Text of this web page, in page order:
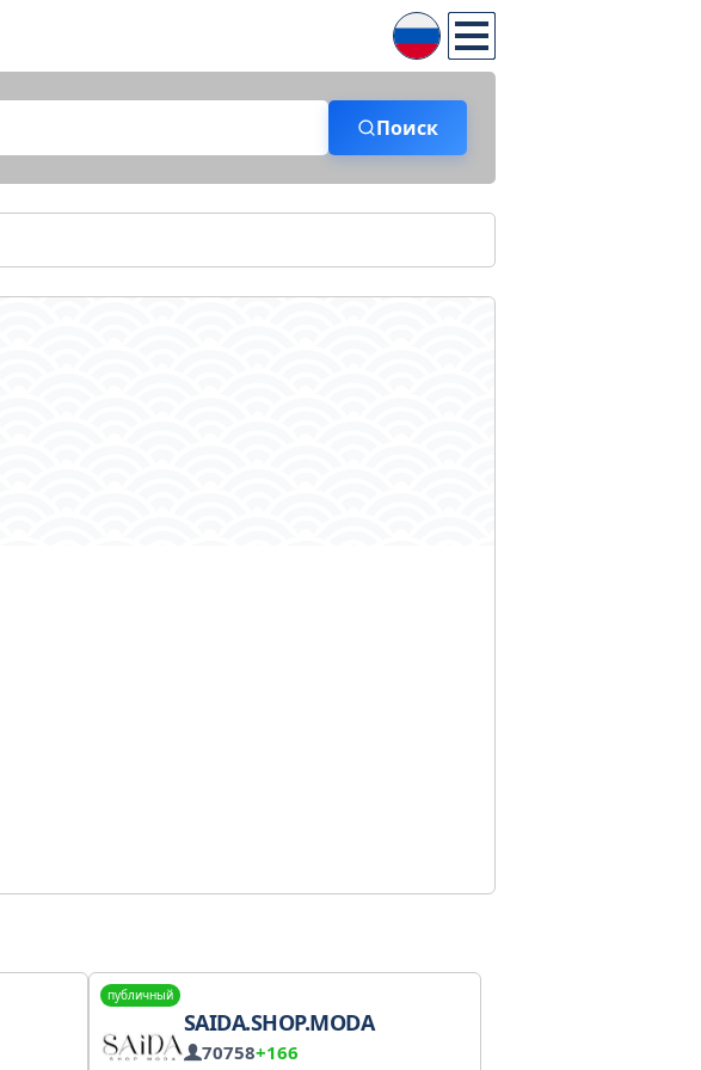
Поиск
публичный
SAIDA.SHOP.MODA
70758+166